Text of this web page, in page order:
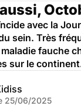
avec la
sein. Très
fauche
sur le
25/06/2025